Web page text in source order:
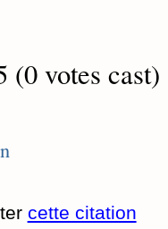
(0 votes cast)
cette citation